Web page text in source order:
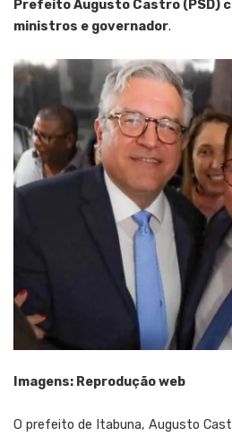
Prefeito Augusto Castro (PSD)
ministros e governador.
Imagens: Reprodução web
O prefeito de Itabuna, Augusto